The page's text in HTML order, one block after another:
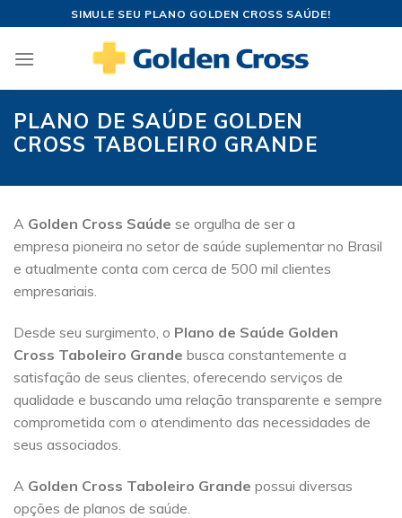
content
SIMULE SEU PLANO GOLDEN CROSS SAÚDE!
PLANO DE SAÚDE GOLDEN
CROSS TABOLEIRO GRANDE
A Golden Cross Saúde se orgulha de ser a
empresa pioneira no setor de saúde suplementar no Brasil
e atualmente conta com cerca de 500 mil clientes
empresariais.
Desde seu surgimento, o Plano de Saúde Golden
Cross Taboleiro Grande busca constantemente a
satisfação de seus clientes, oferecendo serviços de
qualidade e buscando uma relação transparente e sempre
comprometida com o atendimento das necessidades de
seus associados.
A Golden Cross Taboleiro Grande possui diversas
opções de planos de saúde.